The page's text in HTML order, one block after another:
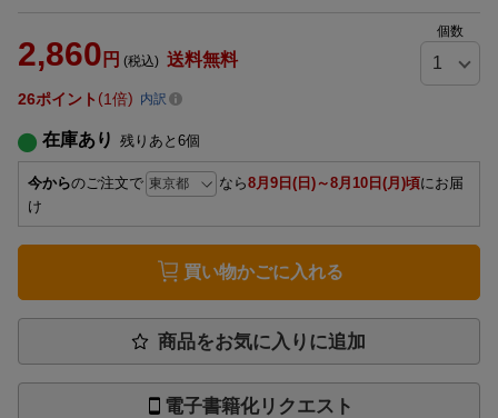
2,860 円 (税込) 送料無料
個数
26ポイント 1倍 内訳
在庫あり 残りあと 6個
今からのご注文で なら8月9日(日)～8月10日(月)頃にお届
け
買い物かごに入れる
商品をお気に入りに追加
電子書籍化リクエスト